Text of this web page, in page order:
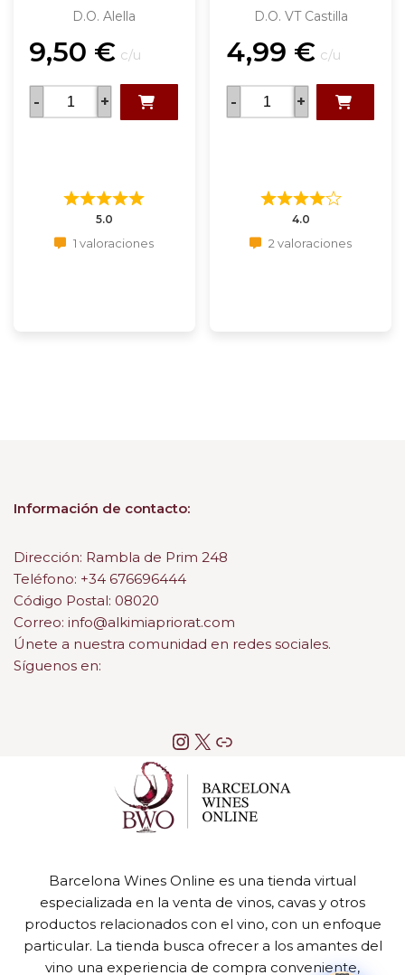
D.O. Alella
9,50 € c/u
- +
5.0
1 valoraciones
D.O. VT Castilla
4,99 € c/u
- +
4.0
2 valoraciones
Información de contacto:
Dirección: Rambla de Prim 248
Teléfono: +34 676696444
Código Postal: 08020
Correo: info@alkimiapriorat.com
Únete a nuestra comunidad en redes sociales.
Síguenos en:
Barcelona Wines Online es una tienda virtual
especializada en la venta de vinos, cavas y otros
productos relacionados con el vino, con un enfoque
particular. La tienda busca ofrecer a los amantes del
vino una experiencia de compra conveniente,